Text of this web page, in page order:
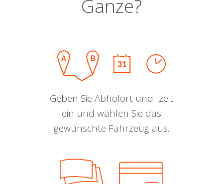
Ganze?
Geben Sie Abholort und -zeit
ein und wählen Sie das
gewünschte Fahrzeug aus.